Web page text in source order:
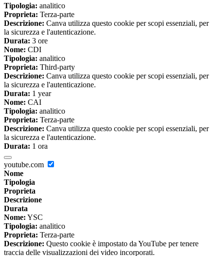
Tipologia: analitico
Proprieta: Terza-parte
Descrizione: Canva utilizza questo cookie per scopi essenziali, per
la sicurezza e l'autenticazione.
Durata: 3 ore
Nome: CDI
Tipologia: analitico
Proprieta: Third-party
Descrizione: Canva utilizza questo cookie per scopi essenziali, per
la sicurezza e l'autenticazione.
Durata: 1 year
Nome: CAI
Tipologia: analitico
Proprieta: Terza-parte
Descrizione: Canva utilizza questo cookie per scopi essenziali, per
la sicurezza e l'autenticazione.
Durata: 1 ora
youtube.com
Nome
Tipologia
Proprieta
Descrizione
Durata
Nome: YSC
Tipologia: analitico
Proprieta: Terza-parte
Descrizione: Questo cookie è impostato da YouTube per tenere
traccia delle visualizzazioni dei video incorporati.